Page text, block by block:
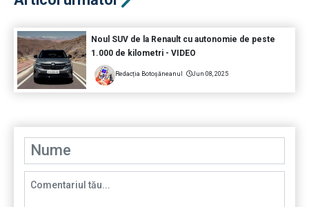
Noul SUV de la Renault cu autonomie de peste
1.000 de kilometri - VIDEO
Redacția Botoșăneanul Jun 08, 2025